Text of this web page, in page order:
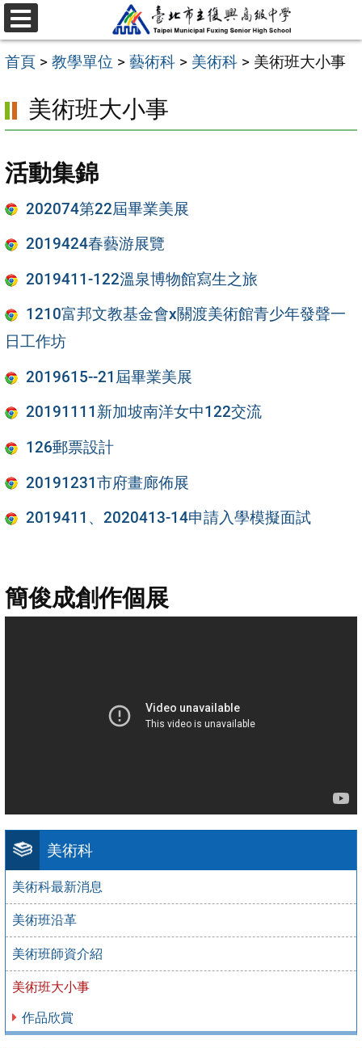
跳
至
主
內
區
選
單
首頁 > 教學單位 > 藝術科 > 美術科 > 美術班大小事
美術科
美術科最新消息
美術班沿革
美術班師資介紹
美術班大小事
作品欣賞
美術班大小事
活動集錦
202074第22屆畢業美展
2019424春藝游展覽
2019411-122溫泉博物館寫生之旅
1210富邦文教基金會x關渡美術館青少年發聲一
日工作坊
2019615--21屆畢業美展
20191111新加坡南洋女中122交流
126郵票設計
20191231市府畫廊佈展
2019411、2020413-14申請入學模擬面試
簡俊成創作個展